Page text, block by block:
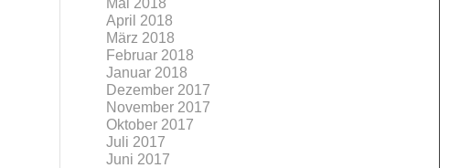
Mai 2018
April 2018
März 2018
Februar 2018
Januar 2018
Dezember 2017
November 2017
Oktober 2017
Juli 2017
Juni 2017